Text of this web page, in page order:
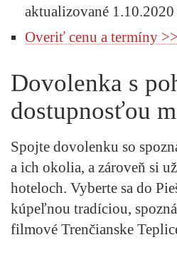
aktualizované
Overiť cenu a termíny >>
Dovolenka s
dostupnosťou
Spojte dovolenku so
a ich okolia, a zároveň si
hoteloch. Vyberte sa do
kúpeľnou tradíciou,
filmové Trenčianske